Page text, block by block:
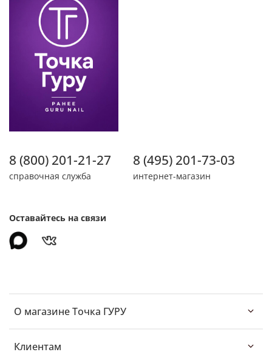
О магазине Точка ГУРУ
Клиентам
8 (800) 201-21-27
справочная служба
8 (495) 201-73-03
интернет-магазин
Оставайтесь на связи